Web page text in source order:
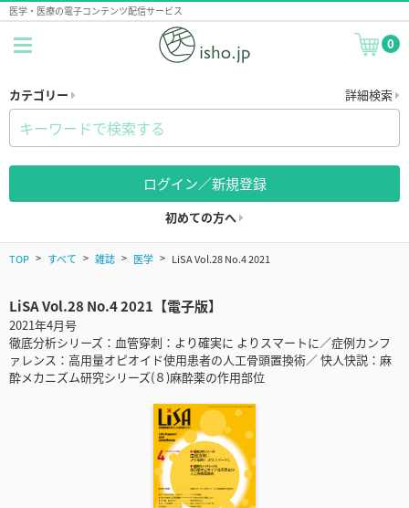
医学・医療の電子コンテンツ配信サービス
0
カテゴリー 詳細検索
ログイン／新規登録
初めての方へ
TOP すべて 雑誌 医学 LiSA Vol.28 No.4 2021
LiSA Vol.28 No.4 2021【電子版】
2021年4月号
徹底分析シリーズ：血管穿刺：より確実に よりスマートに／症例カンフ
ァレンス：高用量オピオイド使用患者の人工骨頭置換術／ 快人快説：麻
酔メカニズム研究シリーズ(８)麻酔薬の作用部位